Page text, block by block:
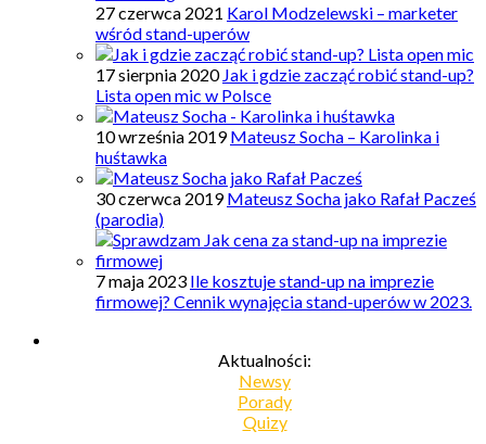
27 czerwca 2021 Karol Modzelewski – marketer
wśród stand-uperów
17 sierpnia 2020 Jak i gdzie zacząć robić stand-up?
Lista open mic w Polsce
10 września 2019 Mateusz Socha – Karolinka i
huśtawka
30 czerwca 2019 Mateusz Socha jako Rafał Pacześ
(parodia)
7 maja 2023 Ile kosztuje stand-up na imprezie
firmowej? Cennik wynajęcia stand-uperów w 2023.
Aktualności:
Newsy
Porady
Quizy